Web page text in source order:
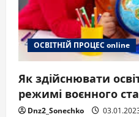
ОСВІТНІЙ ПРОЦЕС online
Як здійснювати
режимі воєнного
Dnz2_Sonechko